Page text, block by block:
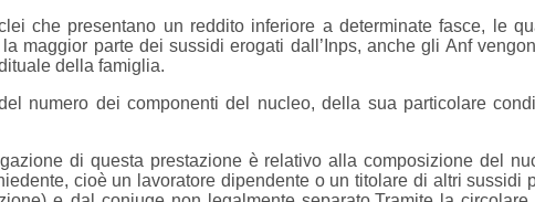
che presentano un reddito inferiore a determinate fasce, le
maggior parte dei sussidi erogati dall’Inps, anche gli Anf
della famiglia.
numero dei componenti del nucleo, della sua particolare
di questa prestazione è relativo alla composizione del
cioè un lavoratore dipendente o un titolare di altri sussidi